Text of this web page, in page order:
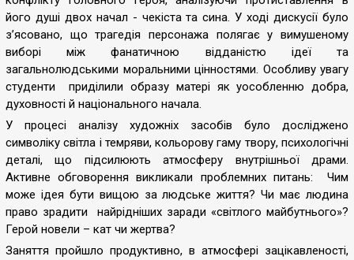
його душі двох начал - чекіста та сина. У ході дискусії було
з’ясовано, що трагедія персонажа полягає у вимушеному
виборі між фанатичною відданістю ідеї та
загальнолюдськими моральними цінностями. Особливу увагу
студенти приділили образу матері як уособленню добра,
духовності й національного начала.
У процесі аналізу художніх засобів було досліджено
символіку світла і темряви, кольорову гаму твору, психологічні
деталі, що підсилюють атмосферу внутрішньої драми.
Активне обговорення викликали проблемних питань: Чим
може ідея бути вищою за людське життя? Чи має людина
право зрадити найрідніших заради «світлого майбутнього»?
Герой новели – кат чи жертва?
Заняття пройшло продуктивно, в атмосфері зацікавленості,